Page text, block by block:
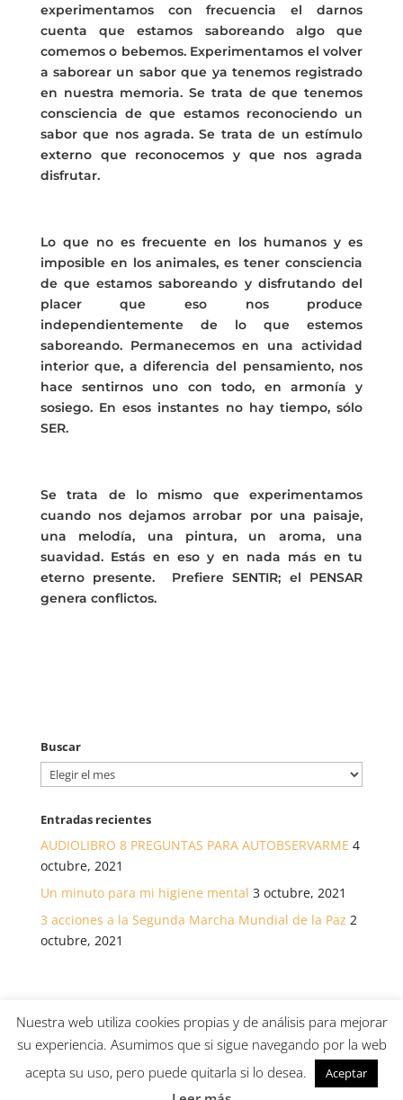
experimentamos con frecuencia el darnos
cuenta que estamos saboreando algo que
comemos o bebemos. Experimentamos el volver
a saborear un sabor que ya tenemos registrado
en nuestra memoria. Se trata de que tenemos
consciencia de que estamos reconociendo un
sabor que nos agrada. Se trata de un estímulo
externo que reconocemos y que nos agrada
disfrutar.
Lo que no es frecuente en los humanos y es
imposible en los animales, es tener consciencia
de que estamos saboreando y disfrutando del
placer que eso nos produce
independientemente de lo que estemos
saboreando. Permanecemos en una actividad
interior que, a diferencia del pensamiento, nos
hace sentirnos uno con todo, en armonía y
sosiego. En esos instantes no hay tiempo, sólo
SER.
Se trata de lo mismo que experimentamos
cuando nos dejamos arrobar por una paisaje,
una melodía, una pintura, un aroma, una
suavidad. Estás en eso y en nada más en tu
eterno presente. Prefiere SENTIR; el PENSAR
genera conflictos.
Buscar
Buscar
Entradas recientes
AUDIOLIBRO 8 PREGUNTAS PARA AUTOBSERVARME 4
octubre, 2021
Un minuto para mi higiene mental 3 octubre, 2021
3 acciones a la Segunda Marcha Mundial de la Paz 2
octubre, 2021
© Asociación canaria para el desarrollo de la salud a
través de La Atención /Política de Privacidad/
Política de cookies/
Nuestra web utiliza cookies propias y de análisis para mejorar
su experiencia. Asumimos que si sigue navegando por la web
acepta su uso, pero puede quitarla si lo desea.
Aceptar